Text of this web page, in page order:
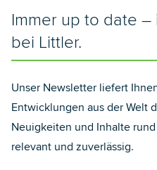
Immer up to date
bei Littler.
Unser Newsletter liefert
Entwicklungen aus der Welt
Neuigkeiten und Inhalte
relevant und zuverlässig.